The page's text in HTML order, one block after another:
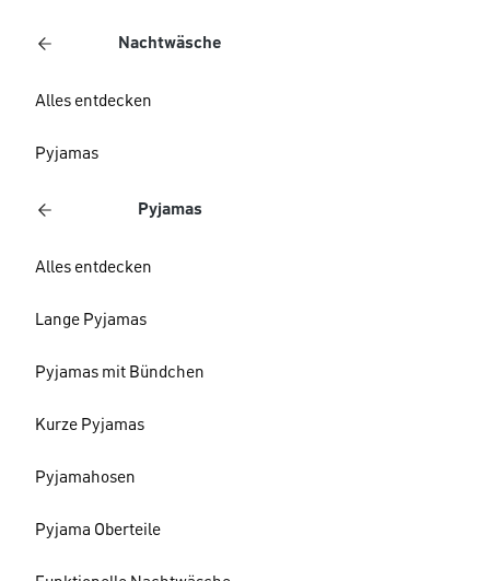
Nachtwäsche
Alles entdecken
Pyjamas
Pyjamas
Alles entdecken
Lange Pyjamas
Pyjamas mit Bündchen
Kurze Pyjamas
Pyjamahosen
Pyjama Oberteile